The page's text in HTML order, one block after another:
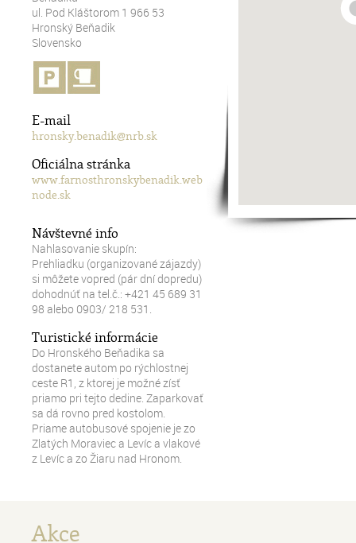
ul. Pod Kláštorom 1 966 53
Hronský Beňadik
Slovensko
E-mail
hronsky.benadik@nrb.sk
Oficiálna stránka
www.farnosthronskybenadik.web
node.sk
Návštevné info
Nahlasovanie skupín:
Prehliadku (organizované zájazdy)
si môžete vopred (pár dní dopredu)
dohodnúť na tel.č.: +421 45 689 31
98 alebo 0903/ 218 531.
Turistické informácie
Do Hronského Beňadika sa
dostanete autom po rýchlostnej
ceste R1, z ktorej je možné zísť
priamo pri tejto dedine. Zaparkovať
sa dá rovno pred kostolom.
Priame autobusové spojenie je zo
Zlatých Moraviec a Levíc a vlakové
z Levíc a zo Žiaru nad Hronom.
Akce